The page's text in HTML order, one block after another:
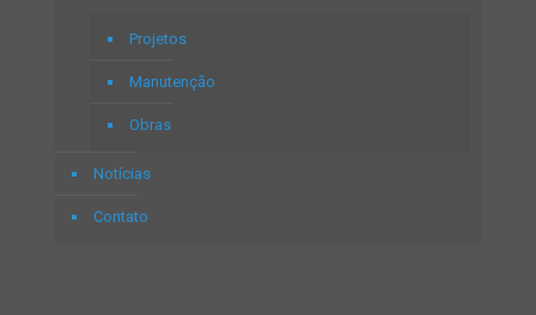
Projetos
Manutenção
Obras
Notícias
Contato